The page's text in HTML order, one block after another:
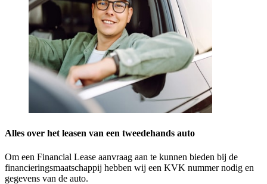
Alles over het leasen van een tweedehands auto
Om een Financial Lease aanvraag aan te kunnen bieden bij de
financieringsmaatschappij hebben wij een KVK nummer nodig en
gegevens van de auto.